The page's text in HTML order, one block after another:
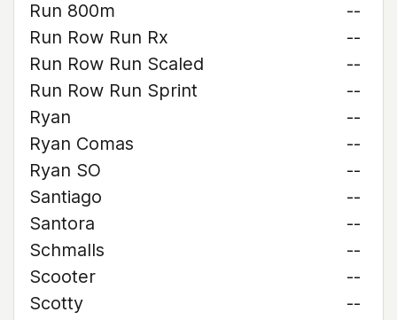
Run 800m
--
Run Row Run Rx
--
Run Row Run Scaled
--
Run Row Run Sprint
--
Ryan
--
Ryan Comas
--
Ryan SO
--
Santiago
--
Santora
--
Schmalls
--
Scooter
--
Scotty
--